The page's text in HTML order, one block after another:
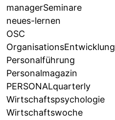
managerSeminare
neues-lernen
OSC
OrganisationsEntwicklung
Personalführung
Personalmagazin
PERSONALquarterly
Wirtschaftspsychologie
Wirtschaftswoche